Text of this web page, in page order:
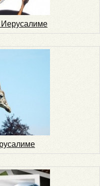
Иерусалиме